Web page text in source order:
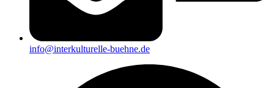
info@interkulturelle-buehne.de